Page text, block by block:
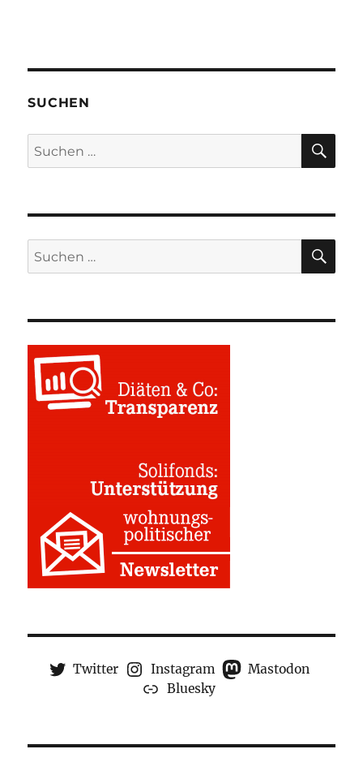
SUCHEN
Suchen
nach:
Suchen
nach:
Twitter Instagram
Mastodon
Bluesky